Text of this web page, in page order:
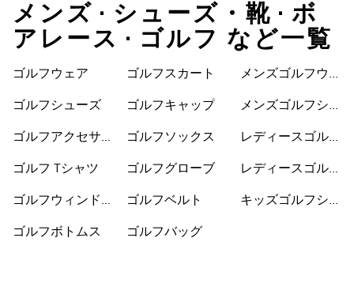
メンズ • シューズ・靴 • ボ
アレース • ゴルフ など一覧
ゴルフウェア
ゴルフシューズ
ゴルフアクセサリ
ゴルフ Tシャツ
ゴルフウィンドブ
ゴルフボトムス
ゴルフスカート
ゴルフキャップ
ゴルフソックス
ゴルフグローブ
ゴルフベルト
ゴルフバッグ
メンズゴルフウェ
メンズゴルフシュ
レディースゴルフ
レディースゴルフ
キッズゴルフシュ